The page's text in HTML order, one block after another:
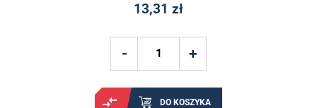
13,31 zł
DO KOSZYKA